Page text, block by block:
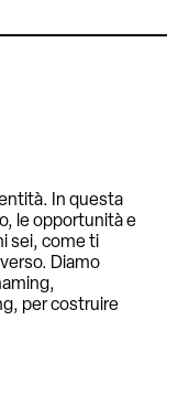
In questa
le opportunità e
sei, come ti
Diamo
per costruire